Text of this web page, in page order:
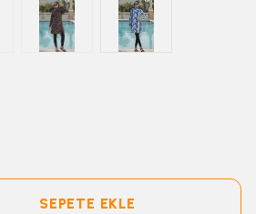
SEPETE EKLE